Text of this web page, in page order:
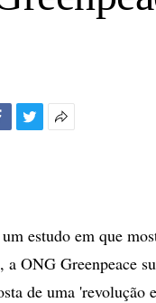
estudo em que
ONG Greenpeace
de uma 'revolução